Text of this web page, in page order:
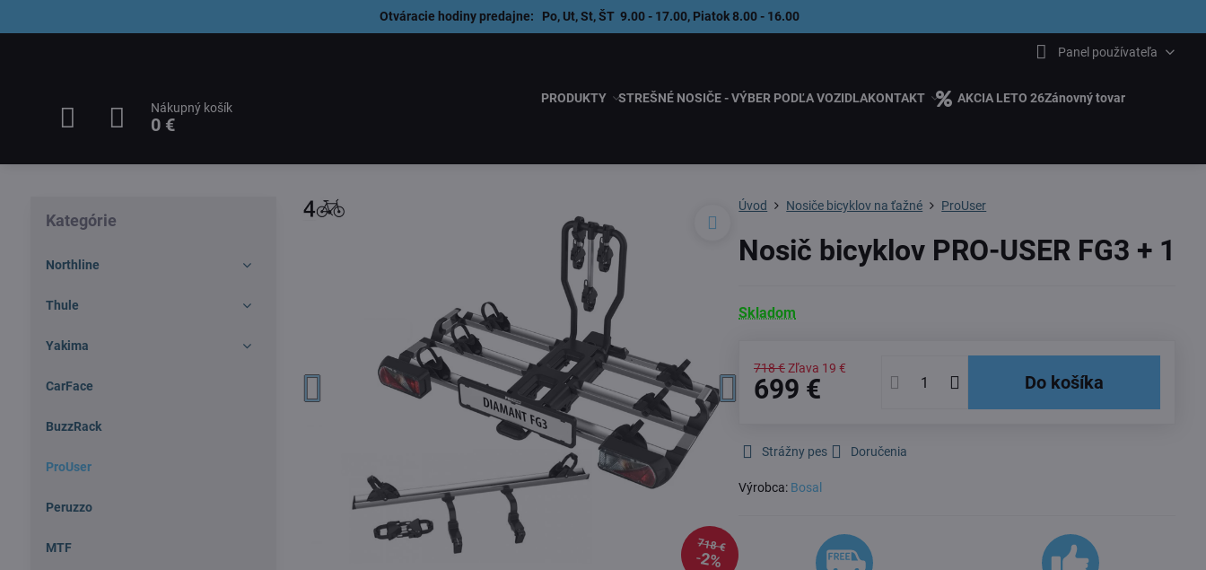
Otváracie hodiny predajne: Po, Ut, St, ŠT 9.00 - 17.00, Piatok 8.00 - 16.00
Panel používateľa
Nákupný košík
0 €
PRODUKTY STREŠNÉ NOSIČE - VÝBER PODĽA VOZIDLAKONTAKT AKCIA LETO 26Zánovný tovar
718 €
2%
Úvod Nosiče bicyklov na ťažné ProUser
Nosič bicyklov PRO-USER FG3 + 1
Skladom
718 € Zľava 19 €
699 € Do košíka
Strážny pes Doručenia
Výrobca: Bosal
Kategórie
Northline
Thule
Yakima
CarFace
BuzzRack
ProUser
Peruzzo
MTF